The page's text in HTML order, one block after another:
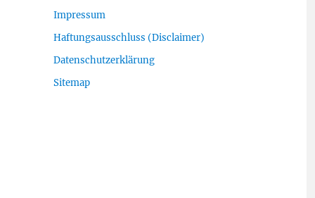
Impressum
Haftungsausschluss (Disclaimer)
Datenschutzerklärung
Sitemap